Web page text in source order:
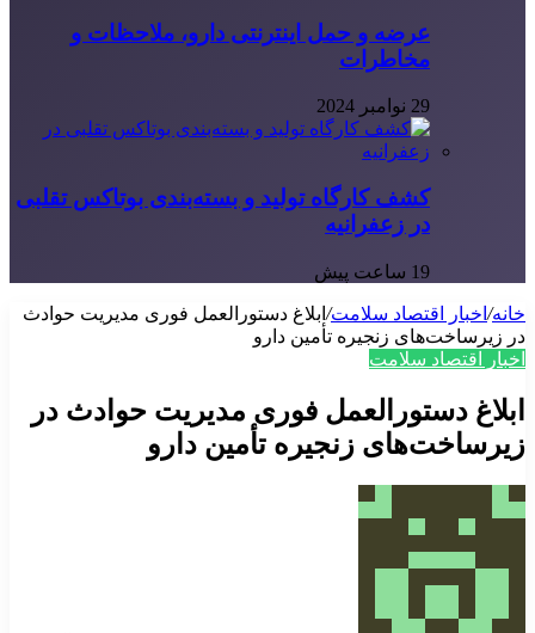
عرضه و حمل اینترنتی دارو، ملاحظات و
مخاطرات
29 نوامبر 2024
کشف کارگاه تولید و بسته‌بندی بوتاکس تقلبی
در زعفرانیه
19 ساعت پیش
خانه/ اخبار اقتصاد سلامت/ ابلاغ دستورالعمل فوری مدیریت حوادث
در زیرساخت‌های زنجیره تأمین دارو
اخبار اقتصاد سلامت
ابلاغ دستورالعمل فوری مدیریت حوادث در
زیرساخت‌های زنجیره تأمین دارو